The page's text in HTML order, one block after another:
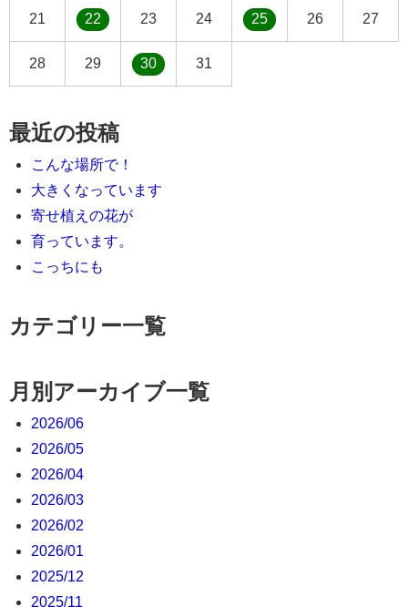
21 22 23 24 25 26 27
28 29 30 31
最近の投稿
こんな場所で！
大きくなっています
寄せ植えの花が
育っています。
こっちにも
カテゴリー一覧
月別アーカイブ一覧
2026/06
2026/05
2026/04
2026/03
2026/02
2026/01
2025/12
2025/11